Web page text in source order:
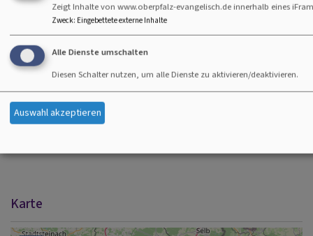
i
Karte
Zeigt Inhalte von www.oberpfalz-evangelisch.de innerhalb eines
Zweck: Eingebettete externe Inhalte
Alle Dienste umschalten
Diesen Schalter nutzen, um alle Dienste zu aktivieren/deaktivieren.
Auswahl akzeptieren